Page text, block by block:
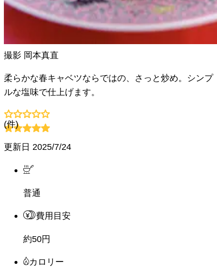
撮影 岡本真直
柔らかな春キャベツならではの、さっと炒め。シンプ
ルな塩味で仕上げます。
(件)
更新日 2025/7/24
普通
費用目安
約50円
カロリー